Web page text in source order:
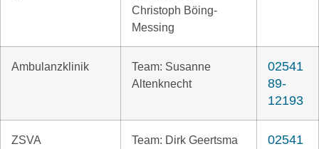
Christoph Böing-
Messing
Ambulanzklinik
Team: Susanne
Altenknecht
02541
89-
12193
ZSVA Team: Dirk Geertsma
02541